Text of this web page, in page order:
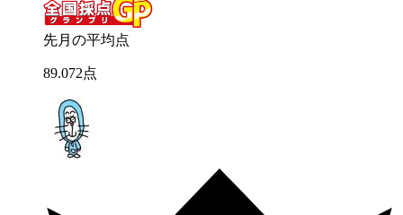
先月の平均点
89.072点